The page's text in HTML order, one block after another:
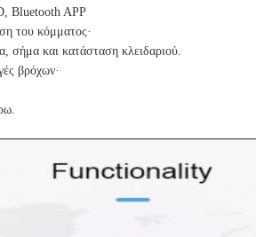
Bluetooth APP
του κόμματος·
σήμα και κατάσταση κλειδαριού.
βρόχων·